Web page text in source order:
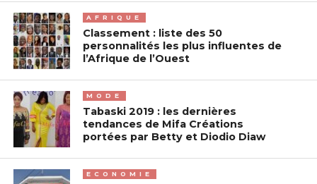
AFRIQUE
Classement : liste des 50
personnalités les plus influentes de
l’Afrique de l’Ouest
MODE
Tabaski 2019 : les dernières
tendances de Mifa Créations
portées par Betty et Diodio Diaw
ECONOMIE